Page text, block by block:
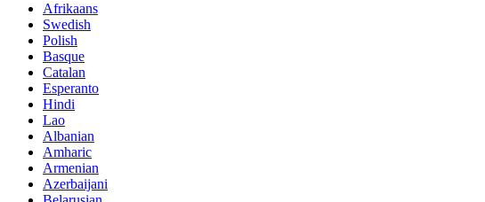
Afrikaans
Swedish
Polish
Basque
Catalan
Esperanto
Hindi
Lao
Albanian
Amharic
Armenian
Azerbaijani